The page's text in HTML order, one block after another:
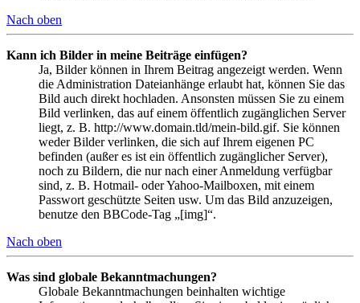
Nach oben
Kann ich Bilder in meine Beiträge einfügen?
Ja, Bilder können in Ihrem Beitrag angezeigt werden. Wenn
die Administration Dateianhänge erlaubt hat, können Sie das
Bild auch direkt hochladen. Ansonsten müssen Sie zu einem
Bild verlinken, das auf einem öffentlich zugänglichen Server
liegt, z. B. http://www.domain.tld/mein-bild.gif. Sie können
weder Bilder verlinken, die sich auf Ihrem eigenen PC
befinden (außer es ist ein öffentlich zugänglicher Server),
noch zu Bildern, die nur nach einer Anmeldung verfügbar
sind, z. B. Hotmail- oder Yahoo-Mailboxen, mit einem
Passwort geschützte Seiten usw. Um das Bild anzuzeigen,
benutze den BBCode-Tag „[img]“.
Nach oben
Was sind globale Bekanntmachungen?
Globale Bekanntmachungen beinhalten wichtige